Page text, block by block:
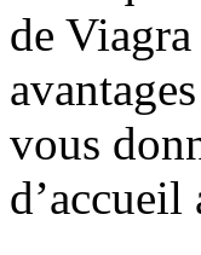
de
vous
d’accueil